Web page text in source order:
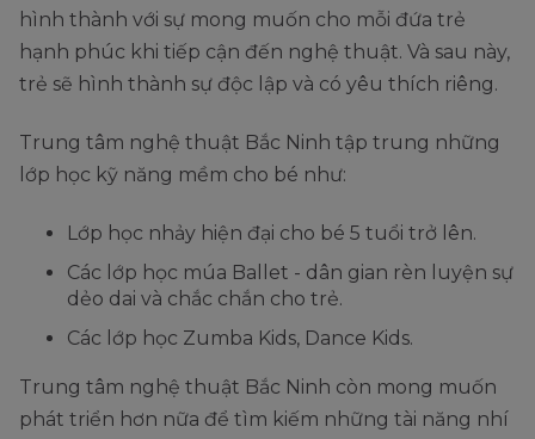
hình thành với sự mong muốn cho mỗi đứa trẻ
hạnh phúc khi tiếp cận đến nghệ thuật. Và sau này,
trẻ sẽ hình thành sự độc lập và có yêu thích riêng.
Trung tâm nghệ thuật Bắc Ninh tập trung những
lớp học kỹ năng mềm cho bé như:
Lớp học nhảy hiện đại cho bé 5 tuổi trở lên.
Các lớp học múa Ballet - dân gian rèn luyện sự
dẻo dai và chắc chắn cho trẻ.
Các lớp học Zumba Kids, Dance Kids.
Trung tâm nghệ thuật Bắc Ninh còn mong muốn
phát triển hơn nữa để tìm kiếm những tài năng nhí